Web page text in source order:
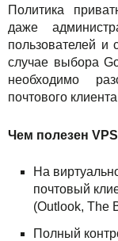
Политика
даже
пользователей и
случае выбора
необходимо
почтового
Чем полезен
На
почтовый
(Outlook, The
Полный